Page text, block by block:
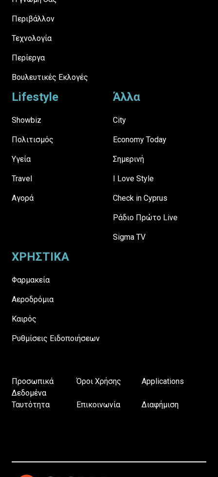
Περιβάλλον
Τεχνολογία
Περίεργα
Βουλευτικές Εκλογές
Lifestyle
Showbiz
Πολιτισμός
Υγεία
Travel
Αγορά
Άλλα
City
Economy Today
Σημερινή
I Love Style
Check in Cyprus
Ράδιο Πρώτο Live
Sigma TV
ΧΡΗΣΤΙΚΑ
Φαρμακεία
Αεροδρόμια
Καιρός
Ρυθμίσεις Ειδοποιήσεων
Προσωπικά
Δεδομένα
Όροι Χρήσης Applications
Ταυτότητα Επικοινωνία Διαφήμιση